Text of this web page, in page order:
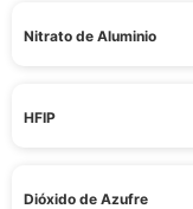
Nitrato de Aluminio
HFIP
Dióxido de Azufre